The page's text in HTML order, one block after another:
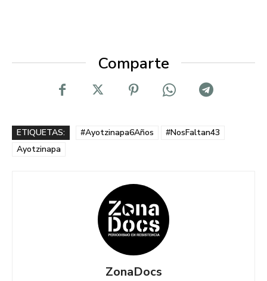
Comparte
ETIQUETAS: #Ayotzinapa6Años
#NosFaltan43
Ayotzinapa
ZonaDocs